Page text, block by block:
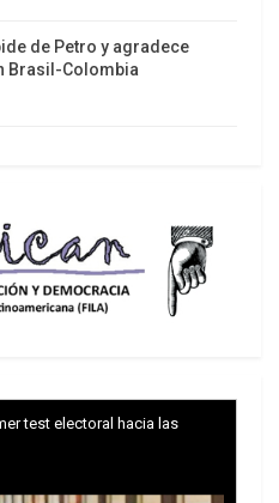
individual de cada
de Petro y agradece
Brasil-Colombia
test electoral hacia las